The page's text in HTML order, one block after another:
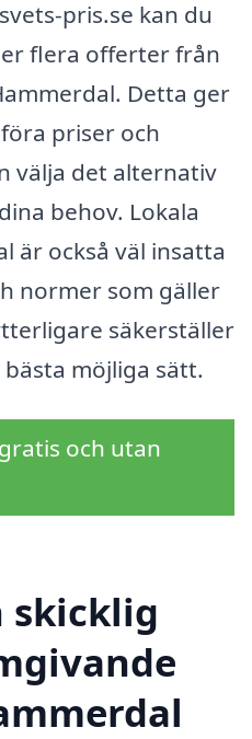
pris.se kan du
flera offerter från
Detta ger
priser och
välja det alternativ
behov. Lokala
är också väl insatta
normer som gäller
säkerställer
möjliga sätt.
och utan
skicklig